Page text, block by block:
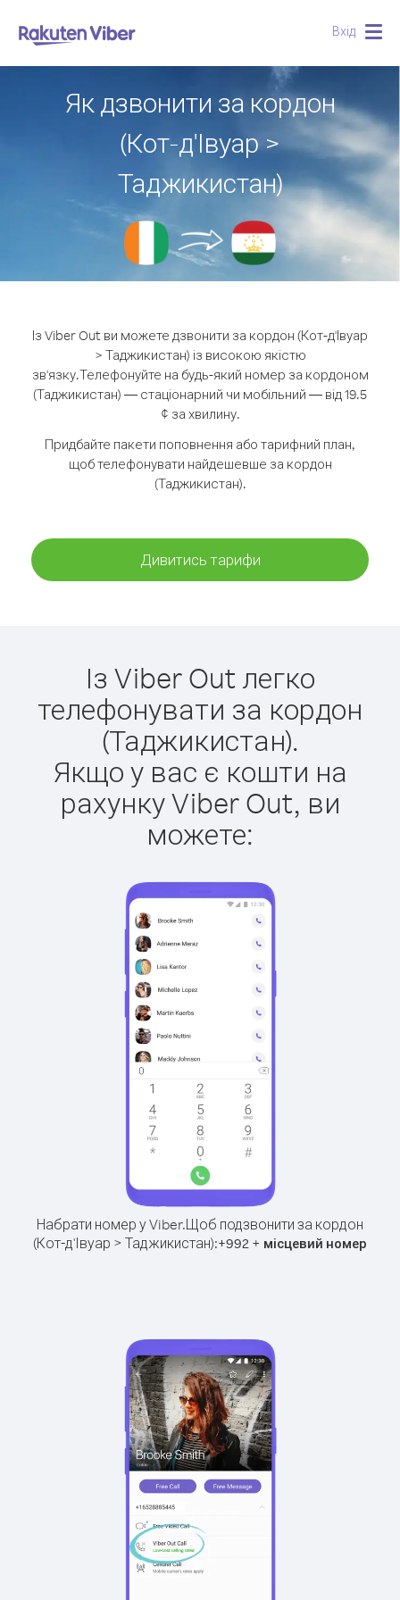
Вхід
Як дзвонити за кордон
(Кот-д'Івуар >
Таджикистан)
Із Viber Out ви можете дзвонити за кордон (Кот-д'Івуар
> Таджикистан) із високою якістю
зв'язку.Телефонуйте на будь-який номер за кордоном
(Таджикистан) — стаціонарний чи мобільний — від 19.5
¢ за хвилину.
Придбайте пакети поповнення або тарифний план,
щоб телефонувати найдешевше за кордон
(Таджикистан).
Дивитись тарифи
Із Viber Out легко
телефонувати за кордон
(Таджикистан).
Якщо у вас є кошти на
рахунку Viber Out, ви
можете:
Набрати номер у Viber.Щоб подзвонити за кордон
(Кот-д'Івуар > Таджикистан):+992 + місцевий номер